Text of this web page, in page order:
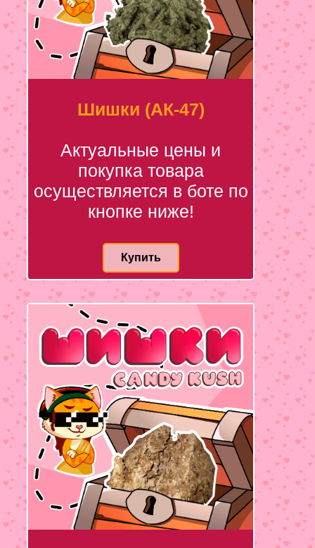
Шишки (АК-47)
Актуальные цены и
покупка товара
осуществляется в боте по
кнопке ниже!
Купить